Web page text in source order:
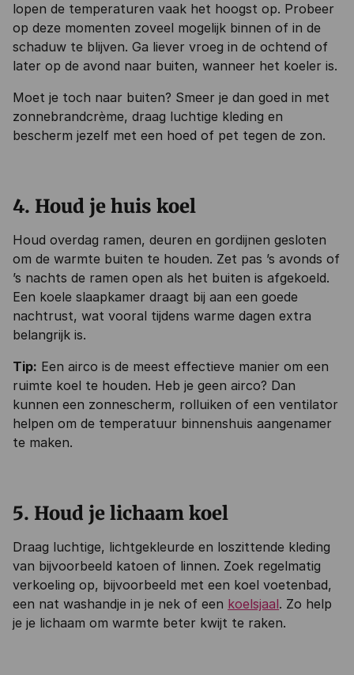
lopen de temperaturen vaak het hoogst op. Probeer
op deze momenten zoveel mogelijk binnen of in de
schaduw te blijven. Ga liever vroeg in de ochtend of
later op de avond naar buiten, wanneer het koeler is.
Moet je toch naar buiten? Smeer je dan goed in met
zonnebrandcrème, draag luchtige kleding en
bescherm jezelf met een hoed of pet tegen de zon.
4. Houd je huis koel
Houd overdag ramen, deuren en gordijnen gesloten
om de warmte buiten te houden. Zet pas ’s avonds of
’s nachts de ramen open als het buiten is afgekoeld.
Een koele slaapkamer draagt bij aan een goede
nachtrust, wat vooral tijdens warme dagen extra
belangrijk is.
Tip: Een airco is de meest effectieve manier om een
ruimte koel te houden. Heb je geen airco? Dan
kunnen een zonnescherm, rolluiken of een ventilator
helpen om de temperatuur binnenshuis aangenamer
te maken.
5. Houd je lichaam koel
Draag luchtige, lichtgekleurde en loszittende kleding
van bijvoorbeeld katoen of linnen. Zoek regelmatig
verkoeling op, bijvoorbeeld met een koel voetenbad,
een nat washandje in je nek of een koelsjaal. Zo help
je je lichaam om warmte beter kwijt te raken.